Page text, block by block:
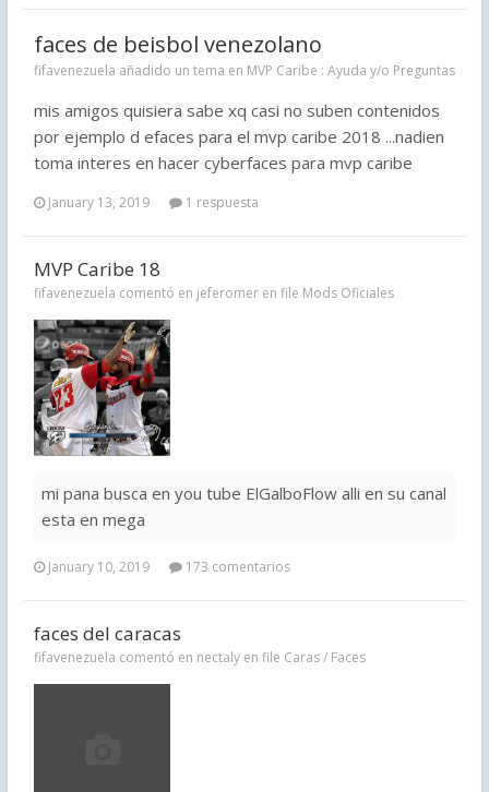
faces de beisbol venezolano
fifavenezuela añadido un tema en MVP Caribe : Ayuda y/o Preguntas
mis amigos quisiera sabe xq casi no suben contenidos
por ejemplo d efaces para el mvp caribe 2018 ...nadien
toma interes en hacer cyberfaces para mvp caribe
January 13, 2019 1 respuesta
MVP Caribe 18
fifavenezuela comentó en jeferomer en file Mods Oficiales
mi pana busca en you tube ElGalboFlow alli en su canal
esta en mega
January 10, 2019 173 comentarios
faces del caracas
fifavenezuela comentó en nectaly en file Caras / Faces